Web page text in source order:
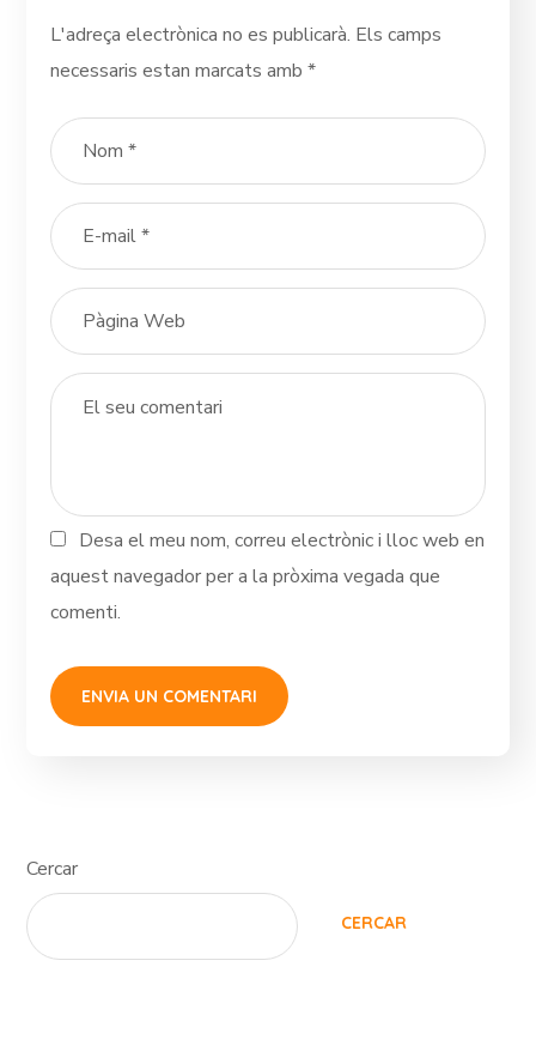
L'adreça electrònica no es publicarà. Els camps
necessaris estan marcats amb*
Desa el meu nom, correu electrònic i lloc web en
aquest navegador per a la pròxima vegada que
comenti.
Cercar
CERCAR